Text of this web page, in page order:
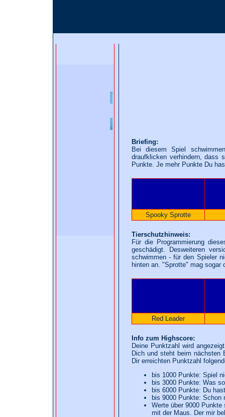
Briefing:
Bei diesem Spiel
draufklicken verhindern, dass
Punkte. Je mehr Punkte Du
Spooky Sprotte
Tierschutzhinweis:
Für die Programmierung
geschädigt. Desweiteren
schwimmen - für den Spieler
hinten an. "Sprotte" mag sogar
Red Leader
Info zum Highscore:
Deine Punktzahl wird
Dich und steht beim nächsten
Dir erreichten Punktzahl
bis 1000 Punkte: Spiel
bis 3000 Punkte: Was
bis 6000 Punkte: Du
bis 9000 Punkte:
Werte über 9000
mit der Maus. Der mir